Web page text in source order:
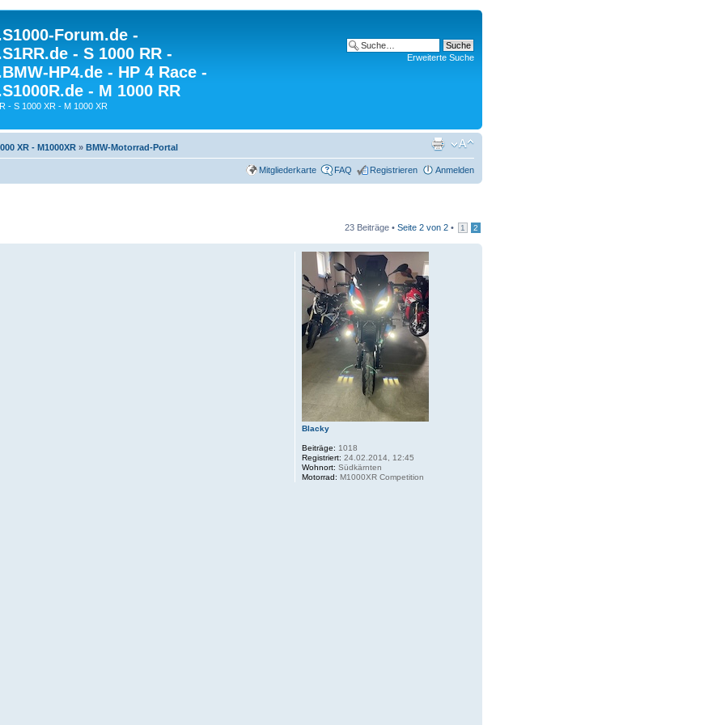
Forum.de -
- S 1000 RR -
HP4.de - HP 4 Race -
- M 1000 RR
- S 1000 XR - M 1000 XR
Erweiterte Suche
XR - M1000XR » BMW-Motorrad-Portal
Mitgliederkarte FAQ Registrieren Anmelden
23 Beiträge • Seite 2 von 2 • 1 2
Blacky
Beiträge: 1018
Registriert: 24.02.2014, 12:45
Wohnort: Südkärnten
Motorrad: M1000XR Competition